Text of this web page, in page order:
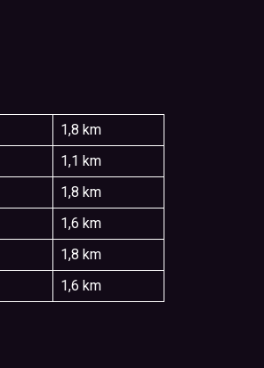
1,8 km
1,1 km
1,8 km
1,6 km
1,8 km
1,6 km